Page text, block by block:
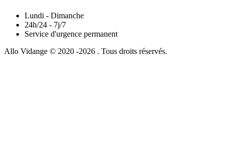
Lundi - Dimanche
24h/24 - 7j/7
Service d'urgence permanent
Allo Vidange © 2020 -2026 . Tous droits réservés.